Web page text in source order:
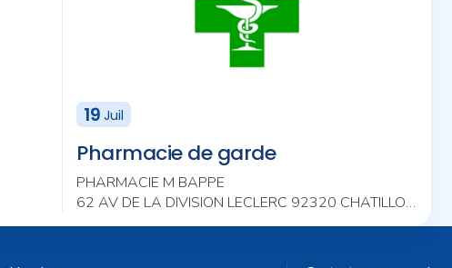
19 Juil
Pharmacie de garde
PHARMACIE M BAPPE
62 AV DE LA DIVISION LECLERC 92320 CHATILLON
01 46 55 28 83